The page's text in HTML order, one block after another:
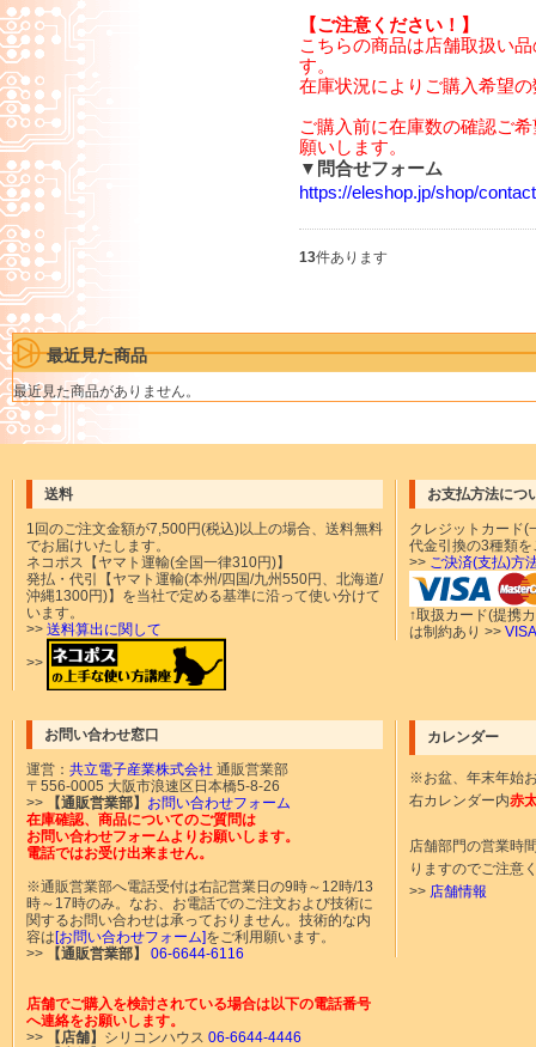
【ご注意ください！】
こちらの商品は店舗取扱い
す。
在庫状況によりご購入希望
ご購入前に在庫数の確認ご
願いします。
▼問合せフォーム
https://eleshop.jp/shop/
13件あります
最近見た商品
最近見た商品がありません。
送料
1回のご注文金額が7,500円(税込)以上の場合、送料無料
でお届けいたします。
ネコポス【ヤマト運輸(全国一律310円)】
発払・代引【ヤマト運輸(本州/四国/九州550円、北海道/
沖縄1300円)】を当社で定める基準に沿って使い分けて
います。
>> 送料算出に関して
>>
お支払方法につ
クレジットカード(
代金引換の3種類
>> ご決済(支払)方
↑取扱カード(提携
は制約あり >>
お問い合わせ窓口
運営： 共立電子産業株式会社 通販営業部
〒556-0005 大阪市浪速区日本橋5-8-26
>>
【通販営業部】 お問い合わせフォーム
在庫確認、商品についてのご質問は
お問い合わせフォームよりお願いします。
電話ではお受け出来ません。
※通販営業部へ電話受付は右記営業日の9時～12時/13
時～17時のみ。なお、お電話でのご注文および技術に
関するお問い合わせは承っておりません。技術的な内
容は[お問い合わせフォーム]をご利用願います。
>>
【通販営業部】 06-6644-6116
店舗でご購入を検討されている場合は以下の電話番号
へ連絡をお願いします。
>>
【店舗】 シリコンハウス 06-6644-4446
カレンダー
※お盆、年末年始
右カレンダー内赤
店舗部門の営業時
りますのでご注意
>> 店舗情報